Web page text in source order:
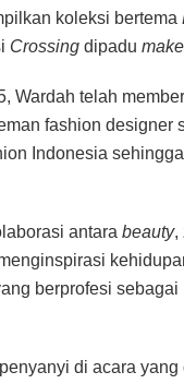
koleksi bertema
Crossing dipadu
Wardah telah
fashion designer
Indonesia
antara beauty,
berprofesi sebagai
di acara yang